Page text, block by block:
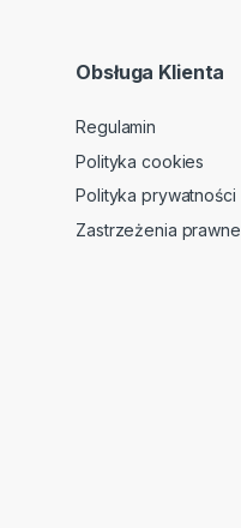
Obsługa Klienta
Regulamin
Polityka cookies
Polityka prywatności
Zastrzeżenia prawne